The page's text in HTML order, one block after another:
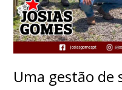
Uma gestão de